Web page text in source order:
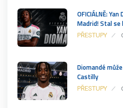
OFICIÁLNĚ:
Madrid! Stal
PŘESTUPY
Diomandé
Castilly
PŘESTUPY